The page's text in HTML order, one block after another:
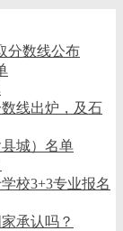
分数线公布
线出炉，及石
城）名单
校3+3专业报名
承认吗？